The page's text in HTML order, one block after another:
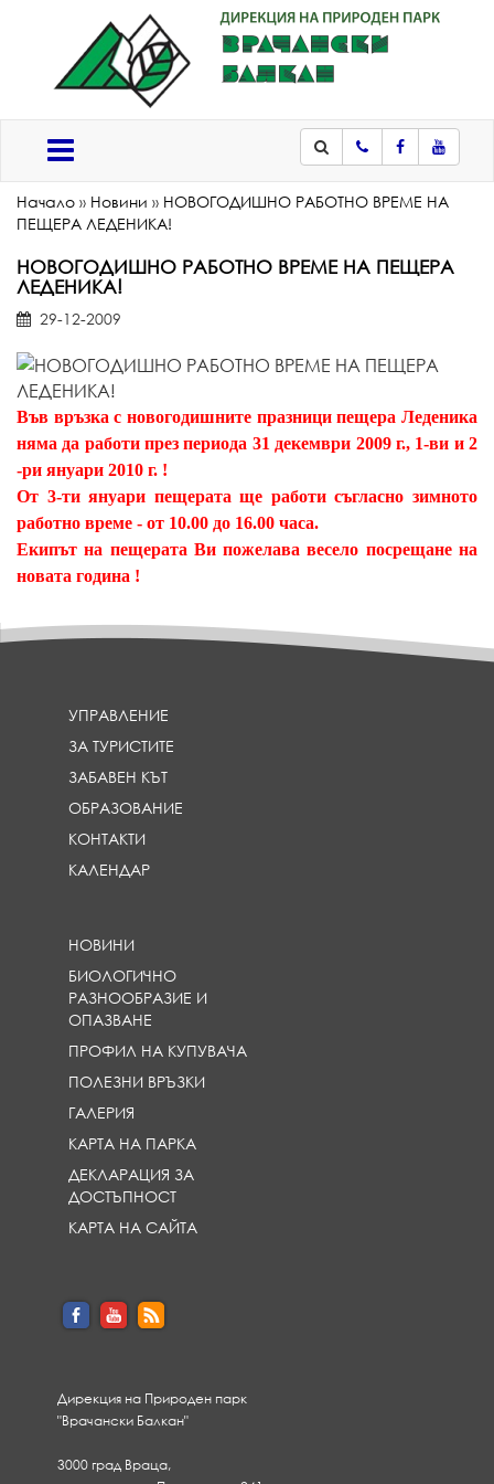
ТелефонFacebook
Начало » Новини » НОВОГОДИШНО РАБОТНО ВРЕМЕ НА
ПЕЩЕРА ЛЕДЕНИКА!
НОВОГОДИШНО РАБОТНО ВРЕМЕ НА ПЕЩЕРА
ЛЕДЕНИКА!
29-12-2009
Във връзка с новогодишните празници пещера Леденика
няма да работи през периода 31 декември 2009 г., 1-ви и 2
-ри януари 2010 г. !
От 3-ти януари пещерата ще работи съгласно зимното
работно време - от 10.00 до 16.00 часа.
Екипът на пещерата Ви пожелава весело посрещане на
новата година !
УПРАВЛЕНИЕ
ЗА ТУРИСТИТЕ
ЗАБАВЕН КЪТ
ОБРАЗОВАНИЕ
КОНТАКТИ
КАЛЕНДАР
НОВИНИ
БИОЛОГИЧНО
РАЗНООБРАЗИЕ И
ОПАЗВАНЕ
ПРОФИЛ НА КУПУВАЧА
ПОЛЕЗНИ ВРЪЗКИ
ГАЛЕРИЯ
КАРТА НА ПАРКА
ДЕКЛАРАЦИЯ ЗА
ДОСТЪПНОСТ
КАРТА НА САЙТА
Дирекция на Природен парк
"Врачански Балкан"
3000 град Враца,